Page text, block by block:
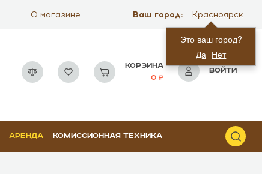
О магазине Ваш город:
Это ваш город?
Да Нет
Красноярск
КОРЗИНА
0
ВОЙТИ
АРЕНДА КОМИССИОННАЯ ТЕХНИКА